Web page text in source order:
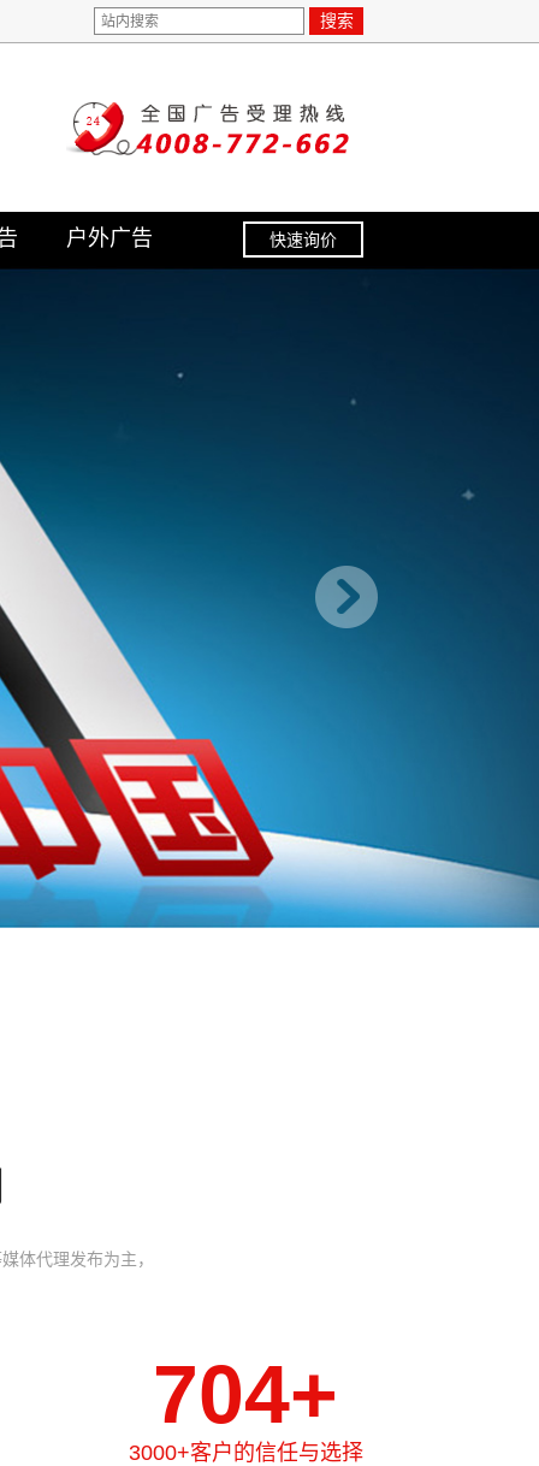
搜索
户外广告 快速询价
体代理发布为主，
1103+
3000+客户的信任与选择